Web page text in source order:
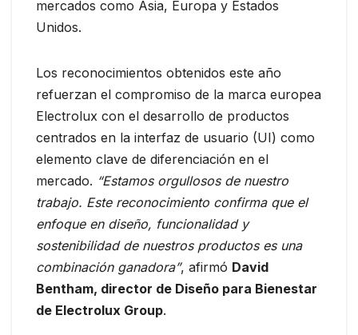
mercados como Asia, Europa y Estados
Unidos.
Los reconocimientos obtenidos este año
refuerzan el compromiso de la marca europea
Electrolux con el desarrollo de productos
centrados en la interfaz de usuario (UI) como
elemento clave de diferenciación en el
mercado. “Estamos orgullosos de nuestro
trabajo. Este reconocimiento confirma que el
enfoque en diseño, funcionalidad y
sostenibilidad de nuestros productos es una
combinación ganadora”, afirmó David
Bentham, director de Diseño para Bienestar
de Electrolux Group.